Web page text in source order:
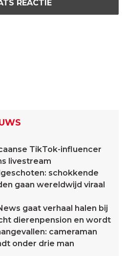
REACTIE
TikTok-influencer
livestream
schokkende
gaan wereldwijd viraal
gaat verhaal halen bij
dierenpension en wordt
cameraman
onder drie man